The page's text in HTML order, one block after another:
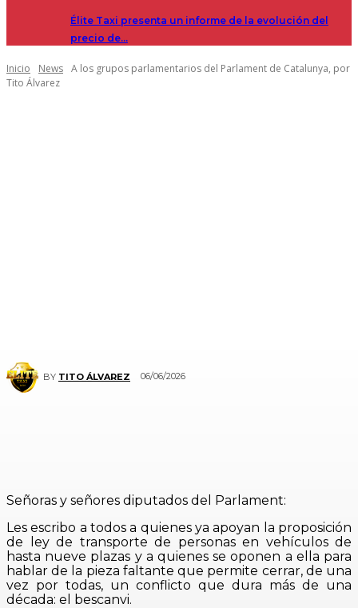
Élite Taxi presenta un informe de la evolución del
precio de…
Inicio News A los grupos parlamentarios del Parlament de Catalunya, por
Tito Álvarez
BY TITO ÁLVAREZ 06/06/2026
Señoras y señores diputados del Parlament:
Les escribo a todos a quienes ya apoyan la proposición
de ley de transporte de personas en vehículos de
hasta nueve plazas y a quienes se oponen a ella para
hablar de la pieza faltante que permite cerrar, de una
vez por todas, un conflicto que dura más de una
década: el bescanvi.